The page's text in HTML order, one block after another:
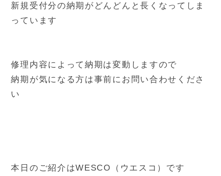
新規受付分の納期がどんどんと長くなってしま
っています
修理内容によって納期は変動しますので
納期が気になる方は事前にお問い合わせくださ
い
本日のご紹介はWESCO（ウエスコ）です